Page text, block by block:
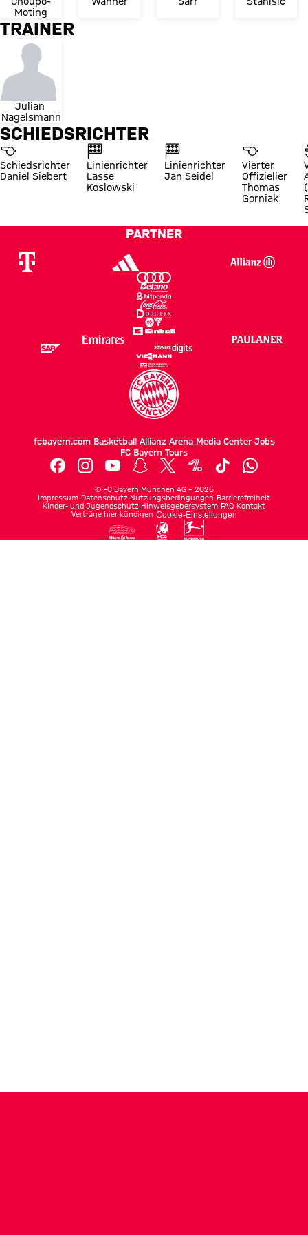
Moting
TRAINER
Julian
Nagelsmann
SCHIEDSRICHTER
Schiedsrichter
Daniel Siebert
Linienrichter
Lasse
Koslowski
Linienrichter
Jan Seidel
Vierter
Offizieller
Thomas
Gorniak
PARTNER
fcbayern.com Basketball Allianz Arena Media Center Jobs
FC Bayern Tours
© FC Bayern München AG – 2026
Impressum Datenschutz Nutzungsbedingungen Barrierefreiheit
Kinder- und Jugendschutz Hinweisgebersystem FAQ Kontakt
Verträge hier kündigen Cookie-Einstellungen